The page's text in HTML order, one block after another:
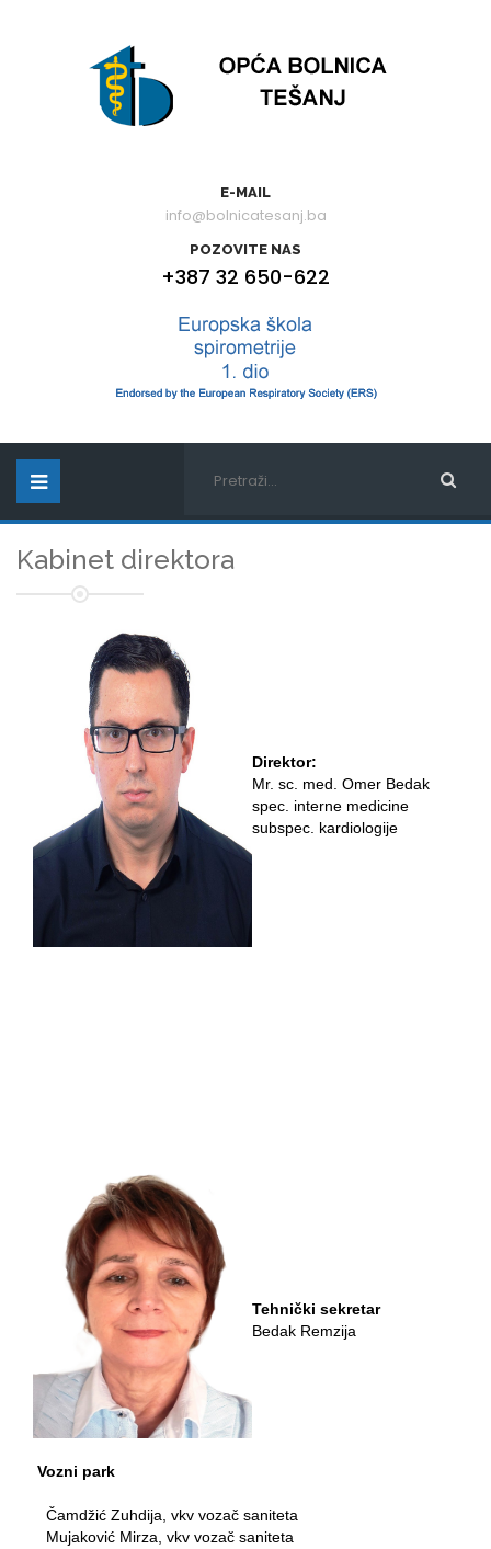
E-MAIL
info@bolnicatesanj.ba
POZOVITE NAS
+387 32 650-622
Kabinet direktora
Direktor:
Mr. sc. med. Omer Bedak
spec. interne medicine
subspec. kardiologije
Tehnički sekretar
Bedak Remzija
Vozni park
Čamdžić Zuhdija, vkv vozač saniteta
Mujaković Mirza, vkv vozač saniteta